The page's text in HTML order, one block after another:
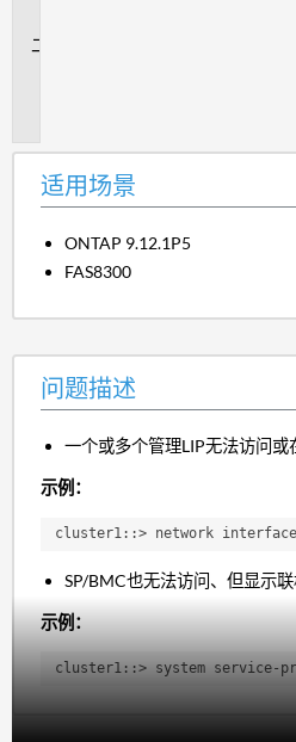
适用场景
ONTAP 9.12.1P5
FAS8300
问题描述
一个或多个管理LIP无法访问或
示例：
cluster1::> network
SP/BMC也无法访问、但显示联
示例：
cluster1::> system